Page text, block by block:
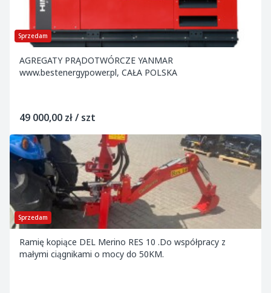
Sprzedam
AGREGATY PRĄDOTWÓRCZE YANMAR
www.bestenergypower.pl, CAŁA POLSKA
49 000,00 zł / szt
Sprzedam
Ramię kopiące DEL Merino RES 10 .Do współpracy z
małymi ciągnikami o mocy do 50KM.